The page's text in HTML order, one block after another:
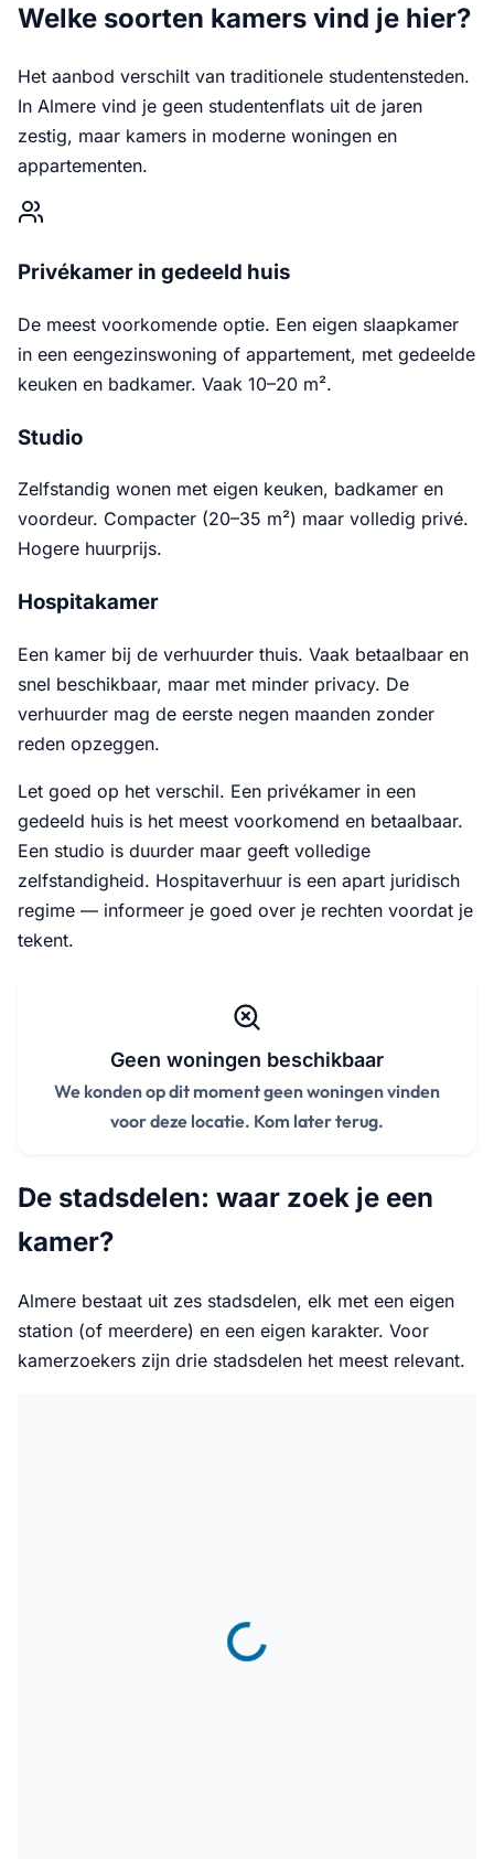
Welke soorten kamers vind je hier?
Het aanbod verschilt van traditionele studentensteden.
In Almere vind je geen studentenflats uit de jaren
zestig, maar kamers in moderne woningen en
appartementen.
Privékamer in gedeeld huis
De meest voorkomende optie. Een eigen slaapkamer
in een eengezinswoning of appartement, met gedeelde
keuken en badkamer. Vaak 10–20 m².
Studio
Zelfstandig wonen met eigen keuken, badkamer en
voordeur. Compacter (20–35 m²) maar volledig privé.
Hogere huurprijs.
Hospitakamer
Een kamer bij de verhuurder thuis. Vaak betaalbaar en
snel beschikbaar, maar met minder privacy. De
verhuurder mag de eerste negen maanden zonder
reden opzeggen.
Let goed op het verschil. Een privékamer in een
gedeeld huis is het meest voorkomend en betaalbaar.
Een studio is duurder maar geeft volledige
zelfstandigheid. Hospitaverhuur is een apart juridisch
regime — informeer je goed over je rechten voordat je
tekent.
Geen woningen beschikbaar
We konden op dit moment geen woningen vinden
voor deze locatie. Kom later terug.
De stadsdelen: waar zoek je een
kamer?
Almere bestaat uit zes stadsdelen, elk met een eigen
station (of meerdere) en een eigen karakter. Voor
kamerzoekers zijn drie stadsdelen het meest relevant.